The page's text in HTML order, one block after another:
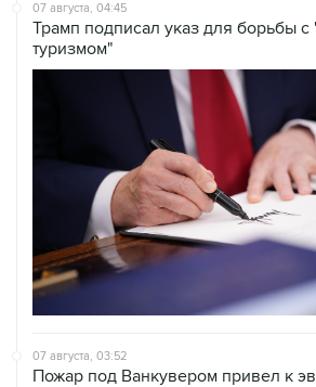
07 августа, 04:45
Трамп подписал указ для борьбы
туризмом"
07 августа, 03:52
Пожар под Ванкувером привел к